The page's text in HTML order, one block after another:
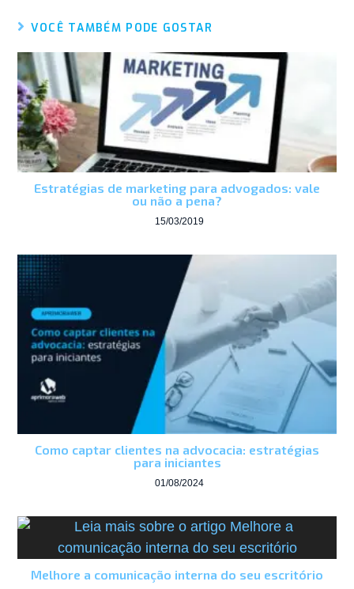
VOCÊ TAMBÉM PODE GOSTAR
Estratégias de marketing para advogados: vale
ou não a pena?
15/03/2019
Como captar clientes na advocacia: estratégias
para iniciantes
01/08/2024
Melhore a comunicação interna do seu escritório